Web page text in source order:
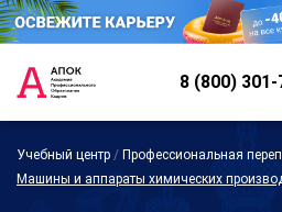
8 (800) 301-
Учебный центр / Профессиональная
Машины и аппараты химических